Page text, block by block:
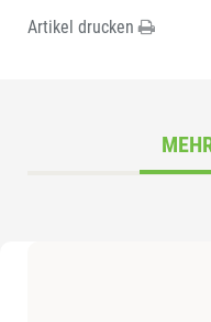
Artikel drucken